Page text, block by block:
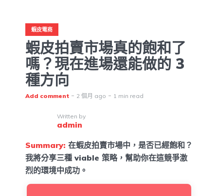
蝦皮電商
蝦皮拍賣市場真的飽和了
嗎？現在進場還能做的 3
種方向
Add comment 2 個月 ago 1 min read
Written by
admin
Summary: 在蝦皮拍賣市場中，是否已經飽和？
我將分享三種 viable 策略，幫助你在這競爭激
烈的環境中成功。